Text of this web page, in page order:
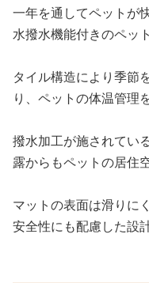
一年を通してペットが
水撥水機能付きのペッ
タイル構造により季節
り、ペットの体温管理
撥水加工が施されてい
露からもペットの居住
マットの表面は滑りに
安全性にも配慮した設